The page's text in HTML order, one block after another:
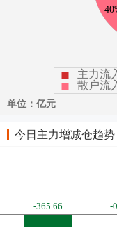
今日主力增减仓趋势